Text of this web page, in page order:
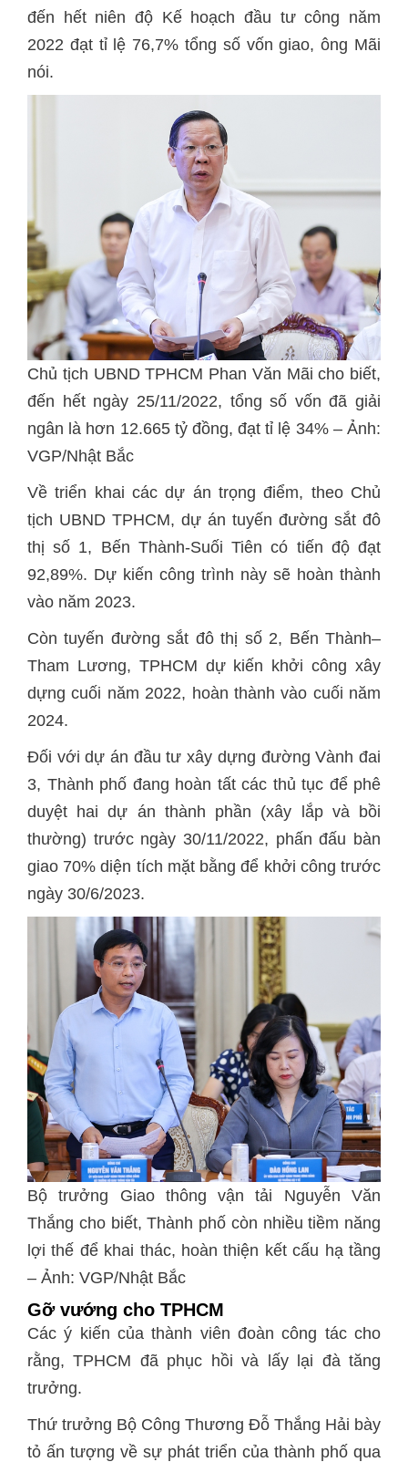
đến hết niên độ Kế hoạch đầu tư công năm
2022 đạt tỉ lệ 76,7% tổng số vốn giao, ông Mãi
nói.
Chủ tịch UBND TPHCM Phan Văn Mãi cho biết,
đến hết ngày 25/11/2022, tổng số vốn đã giải
ngân là hơn 12.665 tỷ đồng, đạt tỉ lệ 34% – Ảnh:
VGP/Nhật Bắc
Về triển khai các dự án trọng điểm, theo Chủ
tịch UBND TPHCM, dự án tuyến đường sắt đô
thị số 1, Bến Thành-Suối Tiên có tiến độ đạt
92,89%. Dự kiến công trình này sẽ hoàn thành
vào năm 2023.
Còn tuyến đường sắt đô thị số 2, Bến Thành–
Tham Lương, TPHCM dự kiến khởi công xây
dựng cuối năm 2022, hoàn thành vào cuối năm
2024.
Đối với dự án đầu tư xây dựng đường Vành đai
3, Thành phố đang hoàn tất các thủ tục để phê
duyệt hai dự án thành phần (xây lắp và bồi
thường) trước ngày 30/11/2022, phấn đấu bàn
giao 70% diện tích mặt bằng để khởi công trước
ngày 30/6/2023.
Bộ trưởng Giao thông vận tải Nguyễn Văn
Thắng cho biết, Thành phố còn nhiều tiềm năng
lợi thế để khai thác, hoàn thiện kết cấu hạ tầng
– Ảnh: VGP/Nhật Bắc
Gỡ vướng cho TPHCM
Các ý kiến của thành viên đoàn công tác cho
rằng, TPHCM đã phục hồi và lấy lại đà tăng
trưởng.
Thứ trưởng Bộ Công Thương Đỗ Thắng Hải bày
tỏ ấn tượng về sự phát triển của thành phố qua